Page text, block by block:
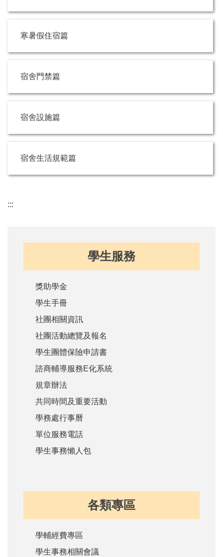
寒暑假住宿篇
宿舍門禁篇
宿舍設施篇
宿舍生活規範篇
:::
學生服務
獎助學金
學生手冊
社團相關資訊
社團活動總覽及報名
學生團體保險申請書
諮商輔導服務E化系統
規章辦法
共同時間及重要活動
學務處行事曆
單位服務電話
學生事務懶人包
各類專區
學輔經費專區
學生事務相關會議